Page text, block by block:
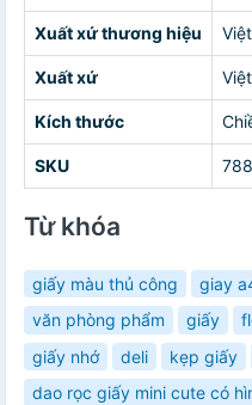
Xuất xứ thương hiệu
Xuất xứ
Kích thước
SKU
Từ khóa
giấy màu thủ công giay
văn phòng phẩm
giấy
giấy nhớ
deli kẹp giấy
dao rọc giấy mini cute có